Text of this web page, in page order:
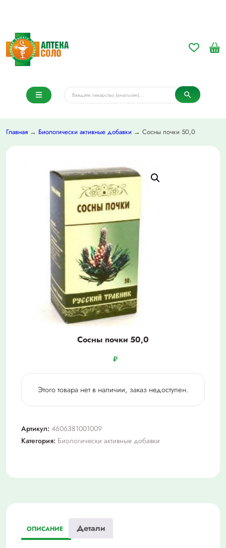
Главная → Биологически активные добавки → Сосны почки 50,0
Сосны почки 50,0
₽
Этого товара нет в наличии, заказ недоступен.
Артикул: 4606381001009
Категория: Биологически активные добавки
ОПИСАНИЕ Детали